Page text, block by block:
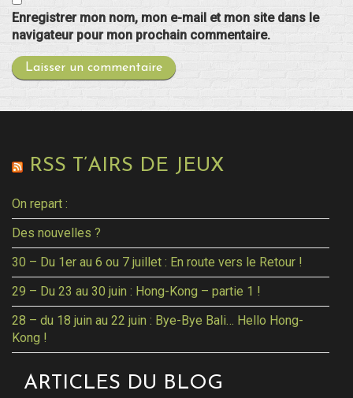
Enregistrer mon nom, mon e-mail et mon site dans le
navigateur pour mon prochain commentaire.
RSS T’AIRS DE JEUX
On repart :
Des nouvelles ?
30 – Du 1er au 6 ou 7 juillet : En route vers le Retour !
29 – Du 23 au 30 juin : Hong-Kong – partie 1 !
28 – du 18 juin au 22 juin : Bye-Bye Bali… Hello Hong-
Kong !
ARTICLES DU BLOG